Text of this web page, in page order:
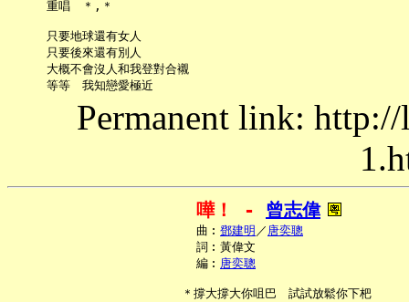
     重唱　＊,＊
     只要地球還有女人
     只要後來還有別人
     大概不會沒人和我登對合襯
Permanent link:
嘩！ - 曾志偉
     曲︰
鄧建明 ／ 唐奕聰
     詞︰黃偉文
     編︰
唐奕聰
   ＊撐大撐大你咀巴　試試放鬆你下杷